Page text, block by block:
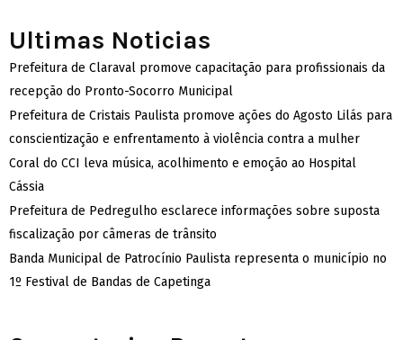
Ultimas Noticias
Prefeitura de Claraval promove capacitação para profissionais da
recepção do Pronto-Socorro Municipal
Prefeitura de Cristais Paulista promove ações do Agosto Lilás para
conscientização e enfrentamento à violência contra a mulher
Coral do CCI leva música, acolhimento e emoção ao Hospital
Cássia
Prefeitura de Pedregulho esclarece informações sobre suposta
fiscalização por câmeras de trânsito
Banda Municipal de Patrocínio Paulista representa o município no
1º Festival de Bandas de Capetinga